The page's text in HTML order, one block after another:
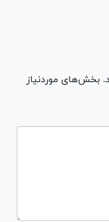
بخش‌های موردنیاز